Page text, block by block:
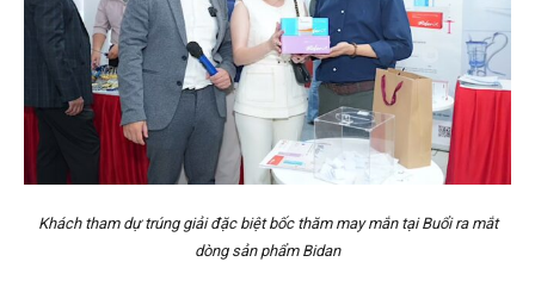
Khách tham dự trúng giải đặc biệt bốc thăm may mắn tại Buổi ra mắt
dòng sản phẩm Bidan